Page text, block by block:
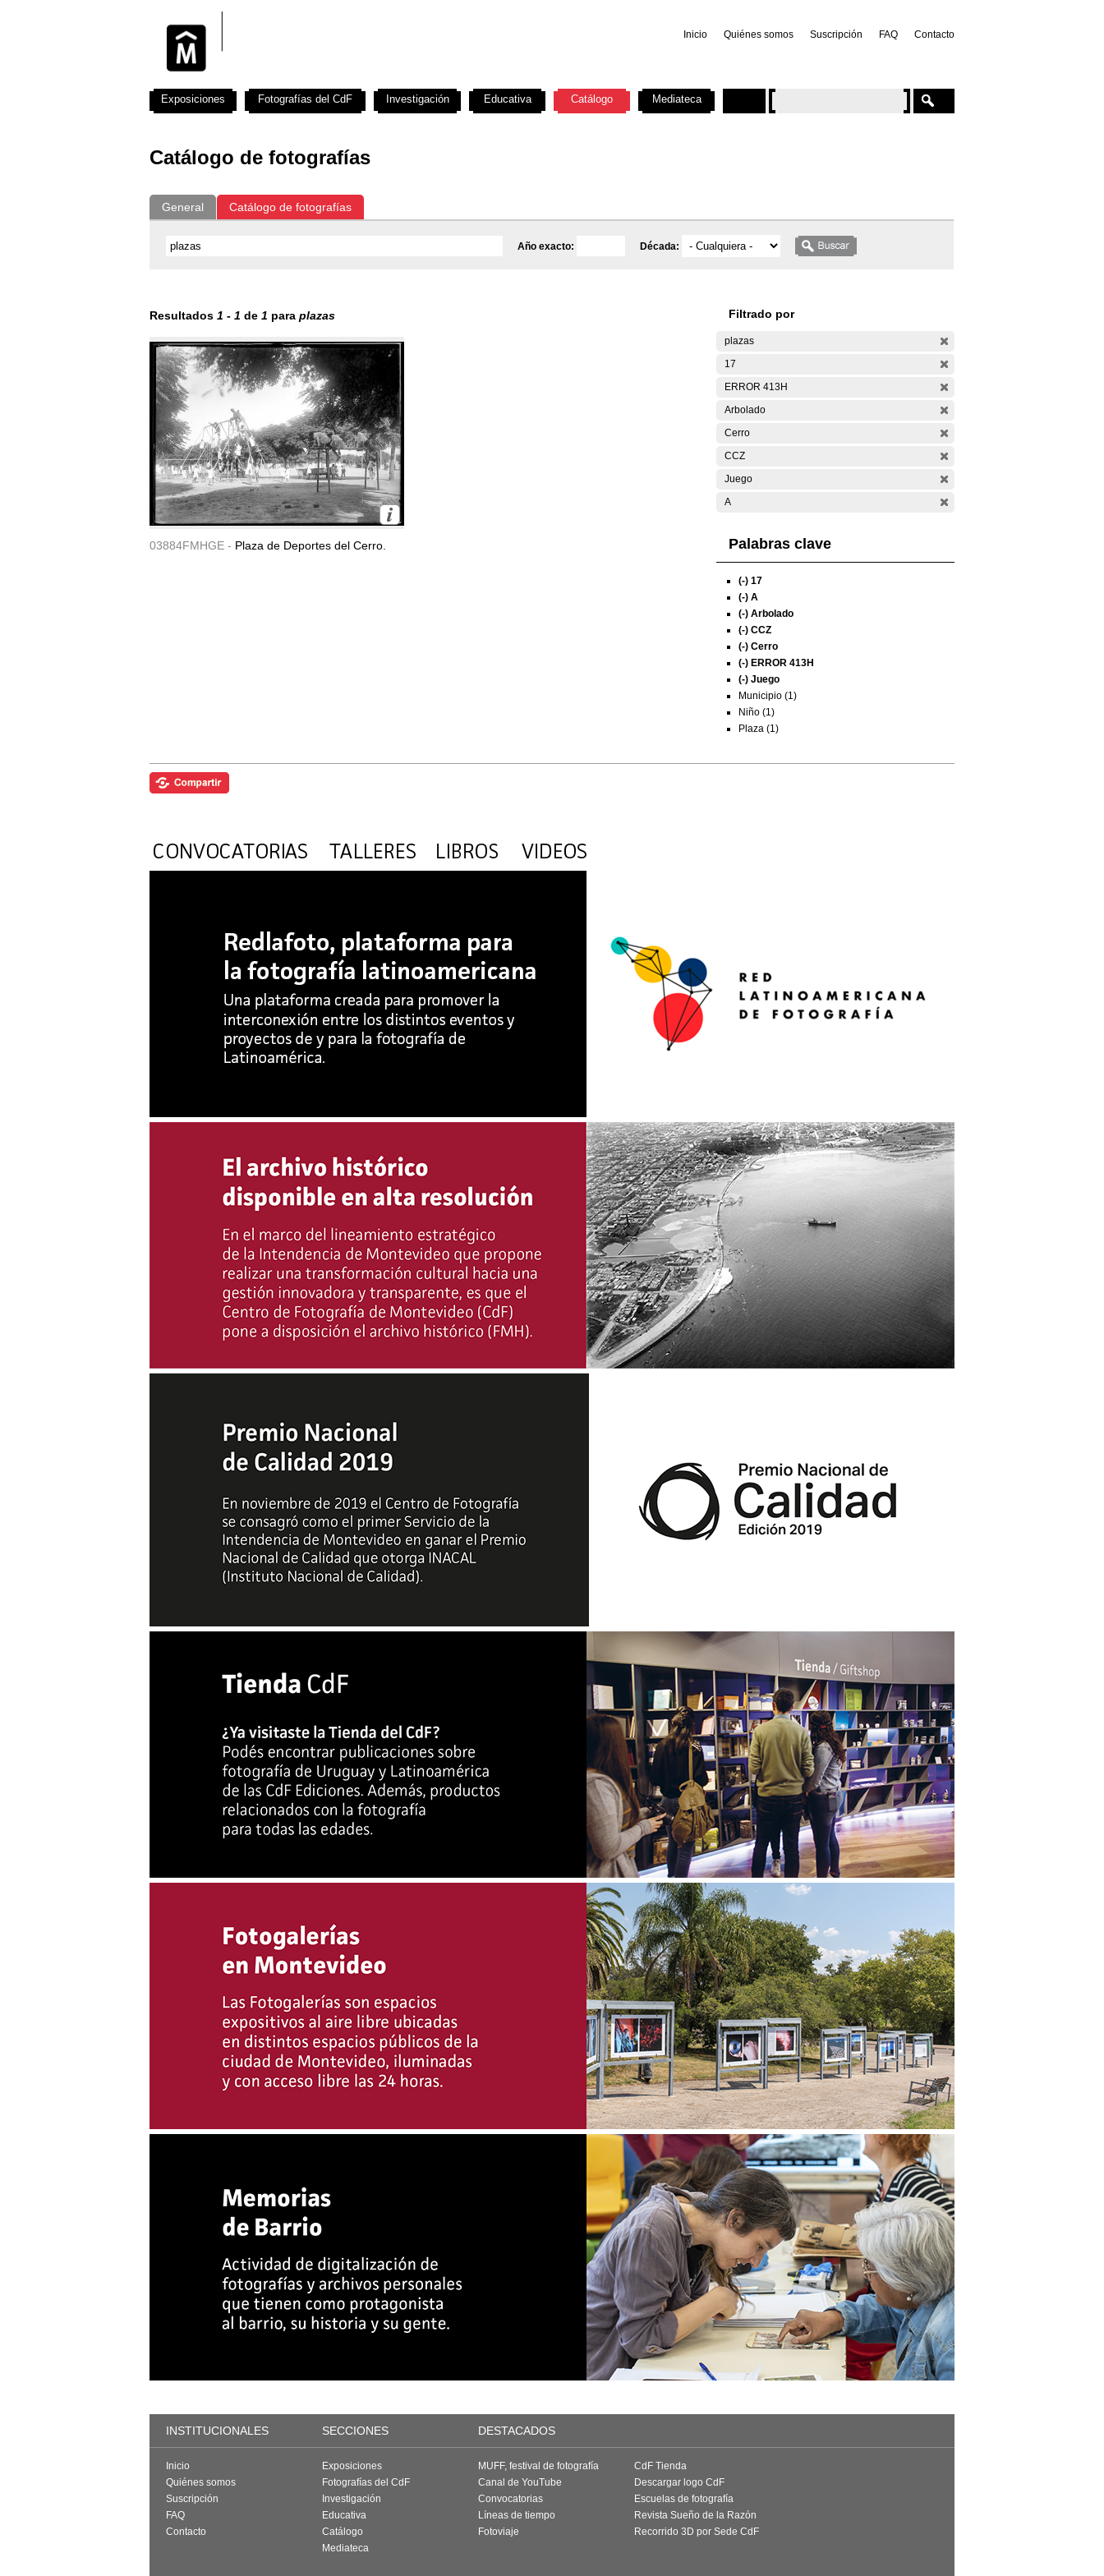
Inicio Quiénes somos Suscripción FAQ Contacto
Catálogo de fotografías
General Catálogo de fotografías
Año exacto: Década:
Resultados 1 - 1 de 1 para plazas
03884FMHGE - Plaza de Deportes del Cerro.
Filtrado por
plazas
17
ERROR 413H
Arbolado
Cerro
CCZ
Juego
A
Palabras clave
(-) 17
(-) A
(-) Arbolado
(-) CCZ
(-) Cerro
(-) ERROR 413H
(-) Juego
Municipio (1)
Niño (1)
Plaza (1)
Exposiciones Fotografías del CdF Investigación Educativa Catálogo Mediateca
INSTITUCIONALES SECCIONES DESTACADOS
Inicio
Quiénes somos
Suscripción
FAQ
Contacto
Exposiciones
Fotografías del CdF
Investigación
Educativa
Catálogo
Mediateca
MUFF, festival de fotografía
Canal de YouTube
Convocatorias
Líneas de tiempo
Fotoviaje
CdF Tienda
Descargar logo CdF
Escuelas de fotografía
Revista Sueño de la Razón
Recorrido 3D por Sede CdF